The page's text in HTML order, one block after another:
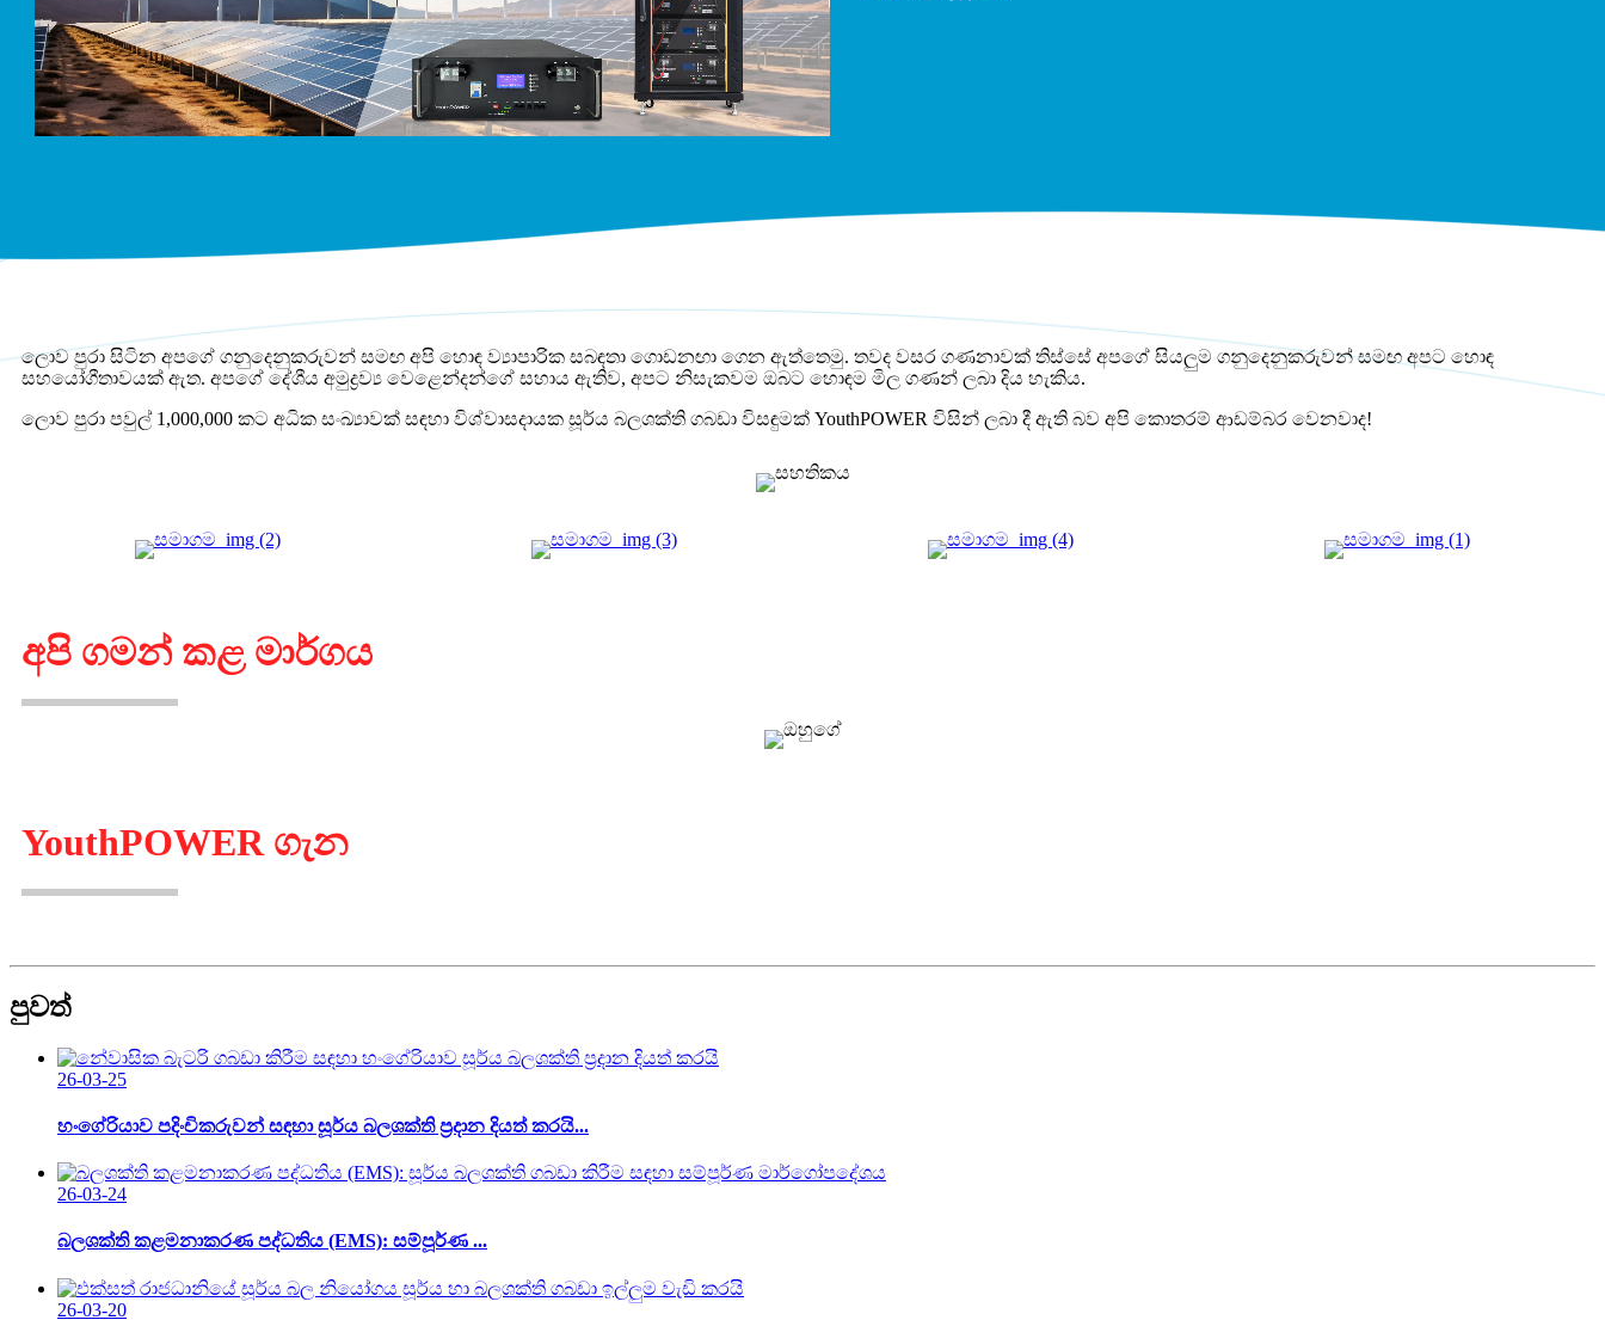
ලොව පුරා සිටින අපගේ ගනුදෙනුකරුවන් සමඟ අපි හොඳ ව්‍යාපාරික සබඳතා ගොඩනඟා ගෙන ඇත්තෙමු. තවද වසර ගණනාවක් තිස්සේ අපගේ සියලුම ගනුදෙනුකරුවන් සමඟ අපට හොඳ
සහයෝගීතාවයක් ඇත. අපගේ දේශීය අමුද්‍රව්‍ය වෙළෙන්දන්ගේ සහාය ඇතිව, අපට නිසැකවම ඔබට හොඳම මිල ගණන් ලබා දිය හැකිය.
ලොව පුරා පවුල් 1,000,000 කට අධික සංඛ්‍යාවක් සඳහා විශ්වාසදායක සූර්ය බලශක්ති ගබඩා විසඳුමක් YouthPOWER විසින් ලබා දී ඇති බව අපි කොතරම් ආඩම්බර වෙනවාද!
අපි ගමන් කළ මාර්ගය
YouthPOWER ගැන
පුවත්
26-03-25
හංගේරියාව පදිංචිකරුවන් සඳහා සූර්ය බලශක්ති ප්‍රදාන දියත් කරයි...
26-03-24
බලශක්ති කළමනාකරණ පද්ධතිය (EMS): සම්පූර්ණ ...
26-03-20